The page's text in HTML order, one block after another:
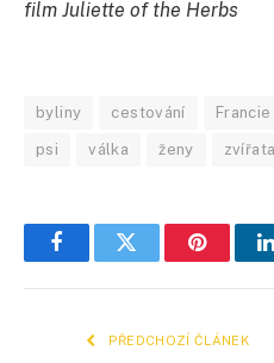
film Juliette of the Herbs
byliny cestování Francie
psi válka ženy zvířata
FacebookTwitter Pinterest
PŘEDCHOZÍ ČLÁNEK